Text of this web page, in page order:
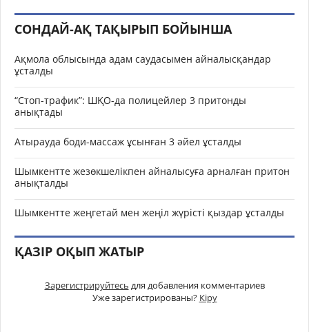
СОНДАЙ-АҚ ТАҚЫРЫП БОЙЫНША
Ақмола облысында адам саудасымен айналысқандар
ұсталды
“Стоп-трафик”: ШҚО-да полицейлер 3 притонды
анықтады
Атырауда боди-массаж ұсынған 3 әйел ұсталды
Шымкентте жезөкшелікпен айналысуға арналған притон
анықталды
Шымкентте жеңгетай мен жеңіл жүрісті қыздар ұсталды
ҚАЗІР ОҚЫП ЖАТЫР
Зарегистрируйтесь для добавления комментариев
Уже зарегистрированы? Кіру